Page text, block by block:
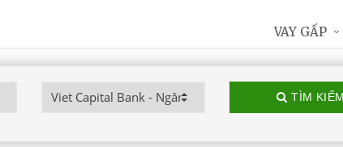
TÌM KIẾM
VAY GẤP